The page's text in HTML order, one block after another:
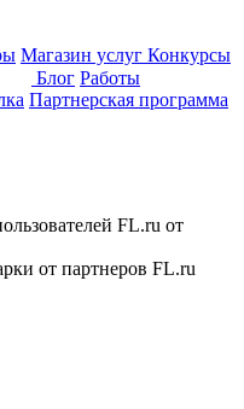
Магазин услуг Конкурсы
Блог Работы
Партнерская программа
FL.ru от
от партнеров FL.ru